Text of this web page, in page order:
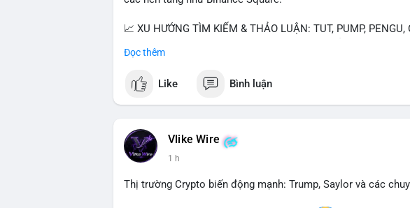
📈 XU HƯỚNG TÌM KIẾM & THẢO LUẬN: TUT, PUMP,
đề hấp dẫn. Bàn tán về SPCX và SAGA cũng hấp dẫn.
💬 DÒNG CHẢY TIN TỨC & TRUYỀN THÔNG: Bàn tán về
ngồi ăn ở khách sạn 5*" (từ bài đăng Binance Square). Tin
💡 NHẬN ĐỊNH & KHUYẾN NGHỊ: Tâm lý thị trường phân
xu hướng memecoin và tin tức tích cực (BTC ETF, SKR) tạo
nhân.
Đọc thêm
Like Bình luận
Vlike Wire
1 h
Thị trường Crypto biến động mạnh: Trump, Saylor và các